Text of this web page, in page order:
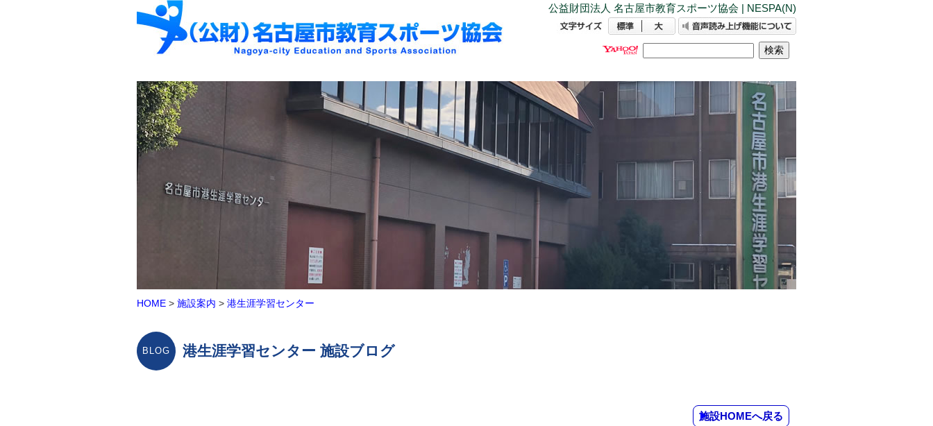
公益財団法人 名古屋市教育スポーツ協会 | NESPA(N)
HOME > 施設案内 > 港生涯学習センター
港生涯学習センター 施設ブログ
施設HOMEへ戻る